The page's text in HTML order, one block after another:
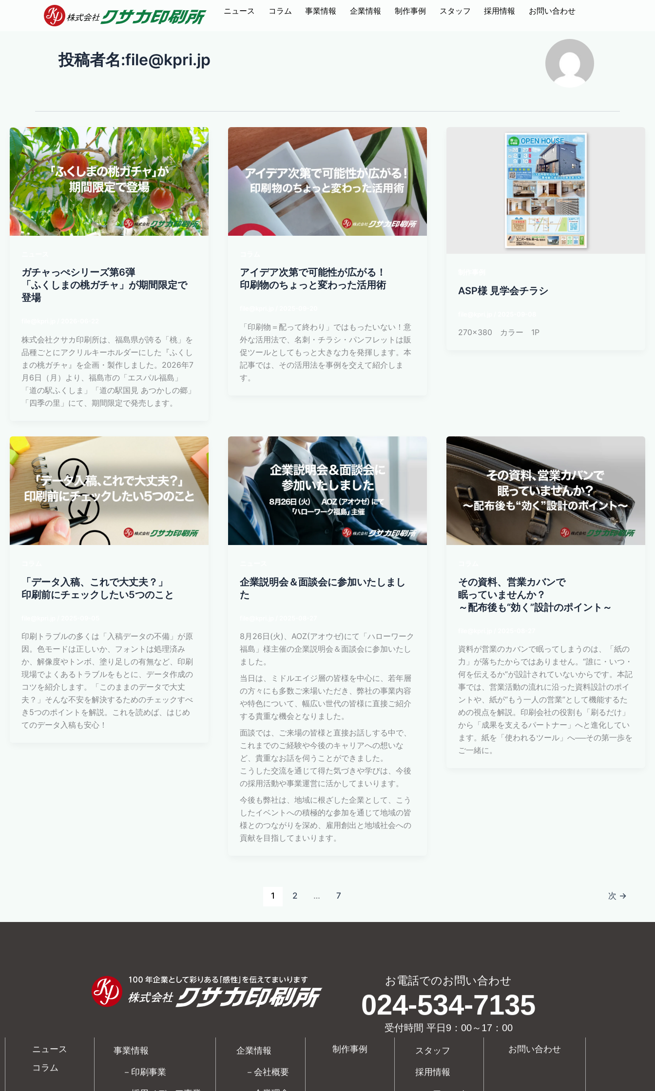
ニュース コラム 事業情報 企業情報 制作事例 スタッフ 採用情報 お問い合わせ
投稿者名:file@kpri.jp
ガチャっぺシリーズ第6弾
「ふくしまの桃ガチャ」が期間限定で
登場
株式会社クサカ印刷所は、福島県が誇る「桃」を
品種ごとにアクリルキーホルダーにした『ふくし
まの桃ガチャ』を企画・製作しました。2026年7
月6日（月）より、福島市の「エスパル福島」
「道の駅ふくしま」「道の駅国見 あつかしの郷」
「四季の里」にて、期間限定で発売します。
アイデア次第で可能性が広がる！
印刷物のちょっと変わった活用術
「印刷物＝配って終わり」ではもったいない！意
外な活用法で、名刺・チラシ・パンフレットは販
促ツールとしてもっと大きな力を発揮します。本
記事では、その活用法を事例を交えて紹介しま
す。
ASP様 見学会チラシ
270×380 カラー 1P
「データ入稿、これで大丈夫？」
印刷前にチェックしたい5つのこと
印刷トラブルの多くは「入稿データの不備」が原
因。色モードは正しいか、フォントは処理済み
か、解像度やトンボ、塗り足しの有無など、印刷
現場でよくあるトラブルをもとに、データ作成の
コツを紹介します。「このままのデータで大丈
夫？」そんな不安を解決するためのチェックすべ
き5つのポイントを解説。これを読めば、はじめ
てのデータ入稿も安心！
企業説明会＆面談会に参加いたしまし
た
8月26日(火)、AOZ(アオウゼ)にて「ハローワーク
福島」様主催の企業説明会＆面談会に参加いたし
ました。
当日は、ミドルエイジ層の皆様を中心に、若年層
の方々にも多数ご来場いただき、弊社の事業内容
や特色について、幅広い世代の皆様に直接ご紹介
する貴重な機会となりました。
面談では、ご来場の皆様と直接お話しする中で、
これまでのご経験や今後のキャリアへの想いな
ど、貴重なお話を伺うことができました。
こうした交流を通じて得た気づきや学びは、今後
の採用活動や事業運営に活かしてまいります。
今後も弊社は、地域に根ざした企業として、こう
したイベントへの積極的な参加を通じて地域の皆
様とのつながりを深め、雇用創出と地域社会への
貢献を目指してまいります。
その資料、営業カバンで
眠っていませんか？
～配布後も“効く”設計のポイント～
資料が営業のカバンで眠ってしまうのは、「紙の
力」が落ちたからではありません。“誰に・いつ・
何を伝えるか”が設計されていないからです。本記
事では、営業活動の流れに沿った資料設計のポイ
ントや、紙が“もう一人の営業”として機能するた
めの視点を解説。印刷会社の役割も「刷るだけ」
から「成果を支えるパートナー」へと進化してい
ます。紙を「使われるツール」へ──その第一歩を
ご一緒に。
1 2 … 7 次 →
お電話でのお問い合わせ
024-534-7135
受付時間 平日9：00～17：00
ニュース
コラム
事業情報
－印刷事業
企業情報
－会社概要
制作事例 スタッフ
採用情報
お問い合わせ